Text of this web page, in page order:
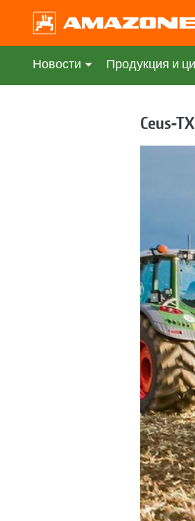
Новости Продукция и
Ceus-TX